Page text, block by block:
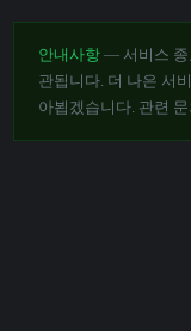
안내사항 — 서비스 종
관됩니다. 더 나은 서
아뵙겠습니다. 관련